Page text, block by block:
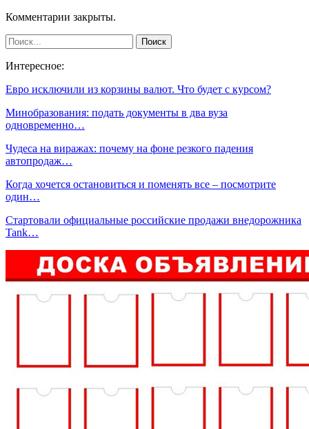
Комментарии закрыты.
Интересное:
Евро исключили из корзины валют. Что будет с курсом?
Минобразования: подать документы в два вуза
одновременно…
Чудеса на виражах: почему на фоне резкого падения
автопродаж…
Когда хочется остановиться и поменять все ‒ посмотрите
один…
Стартовали официальные российские продажи внедорожника
Tank…